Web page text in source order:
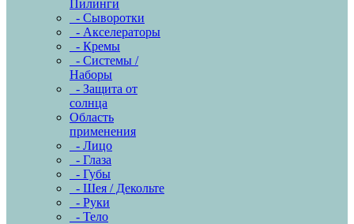
Пилинги
- Сыворотки
- Акселераторы
- Кремы
- Системы /
Наборы
- Защита от
солнца
Область
применения
- Лицо
- Глаза
- Губы
- Шея / Декольте
- Руки
- Тело